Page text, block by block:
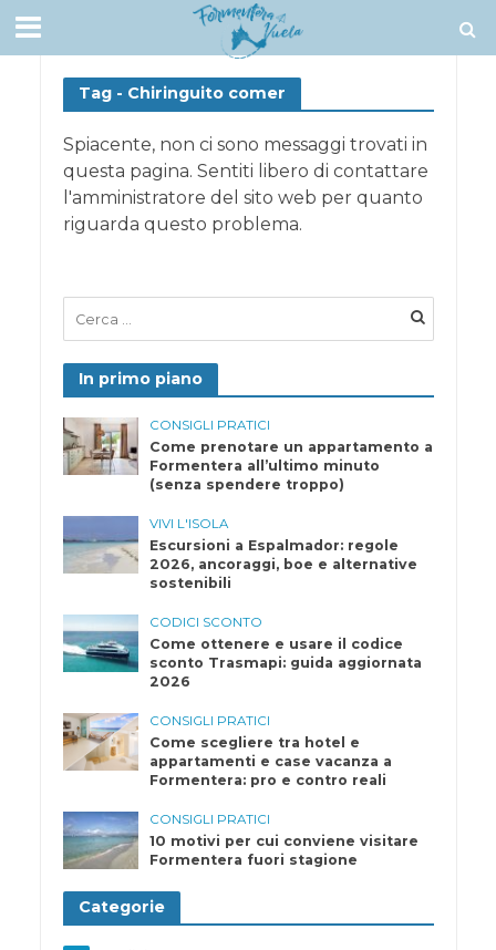
Tag - Chiringuito comer
Spiacente, non ci sono messaggi trovati in
questa pagina. Sentiti libero di contattare
l'amministratore del sito web per quanto
riguarda questo problema.
In primo piano
CONSIGLI PRATICI
Come prenotare un appartamento a
Formentera all’ultimo minuto
(senza spendere troppo)
VIVI L'ISOLA
Escursioni a Espalmador: regole
2026, ancoraggi, boe e alternative
sostenibili
CODICI SCONTO
Come ottenere e usare il codice
sconto Trasmapi: guida aggiornata
2026
CONSIGLI PRATICI
Come scegliere tra hotel e
appartamenti e case vacanza a
Formentera: pro e contro reali
CONSIGLI PRATICI
10 motivi per cui conviene visitare
Formentera fuori stagione
Categorie